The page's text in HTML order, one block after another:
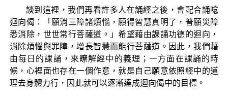
談到這裡，我們再看許多人在誦經之後，會配合誦唸
迴向偈：「願消三障諸煩惱，願得智慧真明了，普願災障
悉消除，世世常行菩薩道。」希望藉由課誦功德的迴向，
消除煩惱與罪障，增長智慧而能行菩薩道。因此，我們藉
由每日的課誦，來瞭解經中的義理；一方面在課誦的時
候，心裡面也存在一個作意，就是自己願意依照經中的道
理去身體力行，因此就可以逐漸達成迴向偈中的目標。